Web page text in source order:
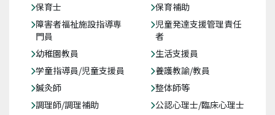
保育士
保育補助
障害者福祉施設指導専
門員
児童発達支援管理責任
者
幼稚園教員
生活支援員
学童指導員/児童支援員
養護教諭/教員
鍼灸師
整体師等
調理師/調理補助
公認心理士/臨床心理士